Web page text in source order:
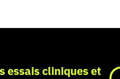
essais cliniques et